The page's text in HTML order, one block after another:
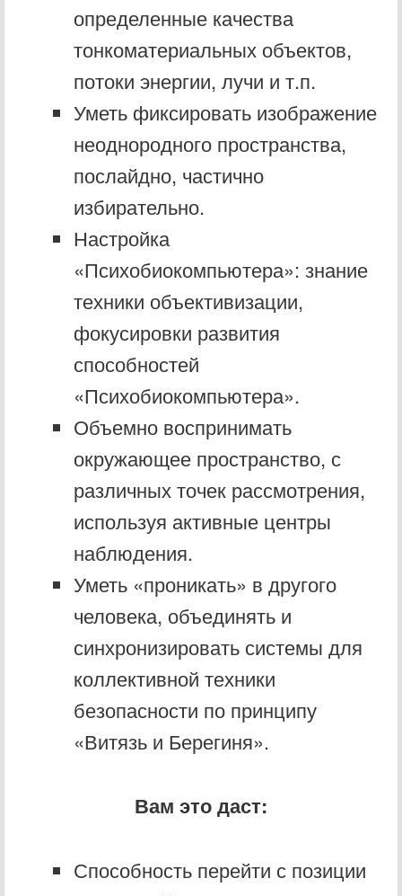
определенные качества
тонкоматериальных объектов,
потоки энергии, лучи и т.п.
Уметь фиксировать изображение
неоднородного пространства,
послайдно, частично
избирательно.
Настройка
«Психобиокомпьютера»: знание
техники объективизации,
фокусировки развития
способностей
«Психобиокомпьютера».
Объемно воспринимать
окружающее пространство, с
различных точек рассмотрения,
используя активные центры
наблюдения.
Уметь «проникать» в другого
человека, объединять и
синхронизировать системы для
коллективной техники
безопасности по принципу
«Витязь и Берегиня».
Вам это даст:
Способность перейти с позиции